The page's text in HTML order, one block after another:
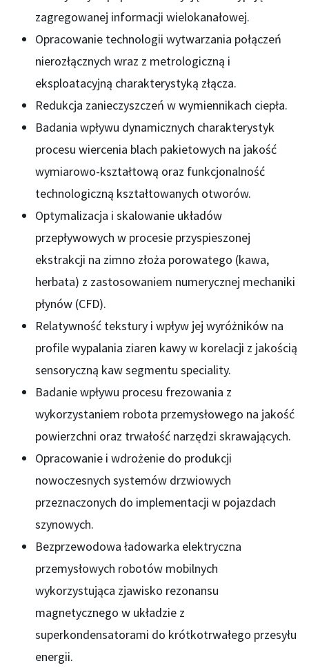
zagregowanej informacji wielokanałowej.
Opracowanie technologii wytwarzania połączeń
nierozłącznych wraz z metrologiczną i
eksploatacyjną charakterystyką złącza.
Redukcja zanieczyszczeń w wymiennikach ciepła.
Badania wpływu dynamicznych charakterystyk
procesu wiercenia blach pakietowych na jakość
wymiarowo-kształtową oraz funkcjonalność
technologiczną kształtowanych otworów.
Optymalizacja i skalowanie układów
przepływowych w procesie przyspieszonej
ekstrakcji na zimno złoża porowatego (kawa,
herbata) z zastosowaniem numerycznej mechaniki
płynów (CFD).
Relatywność tekstury i wpływ jej wyróżników na
profile wypalania ziaren kawy w korelacji z jakością
sensoryczną kaw segmentu speciality.
Badanie wpływu procesu frezowania z
wykorzystaniem robota przemysłowego na jakość
powierzchni oraz trwałość narzędzi skrawających.
Opracowanie i wdrożenie do produkcji
nowoczesnych systemów drzwiowych
przeznaczonych do implementacji w pojazdach
szynowych.
Bezprzewodowa ładowarka elektryczna
przemysłowych robotów mobilnych
wykorzystująca zjawisko rezonansu
magnetycznego w układzie z
superkondensatorami do krótkotrwałego przesyłu
energii.